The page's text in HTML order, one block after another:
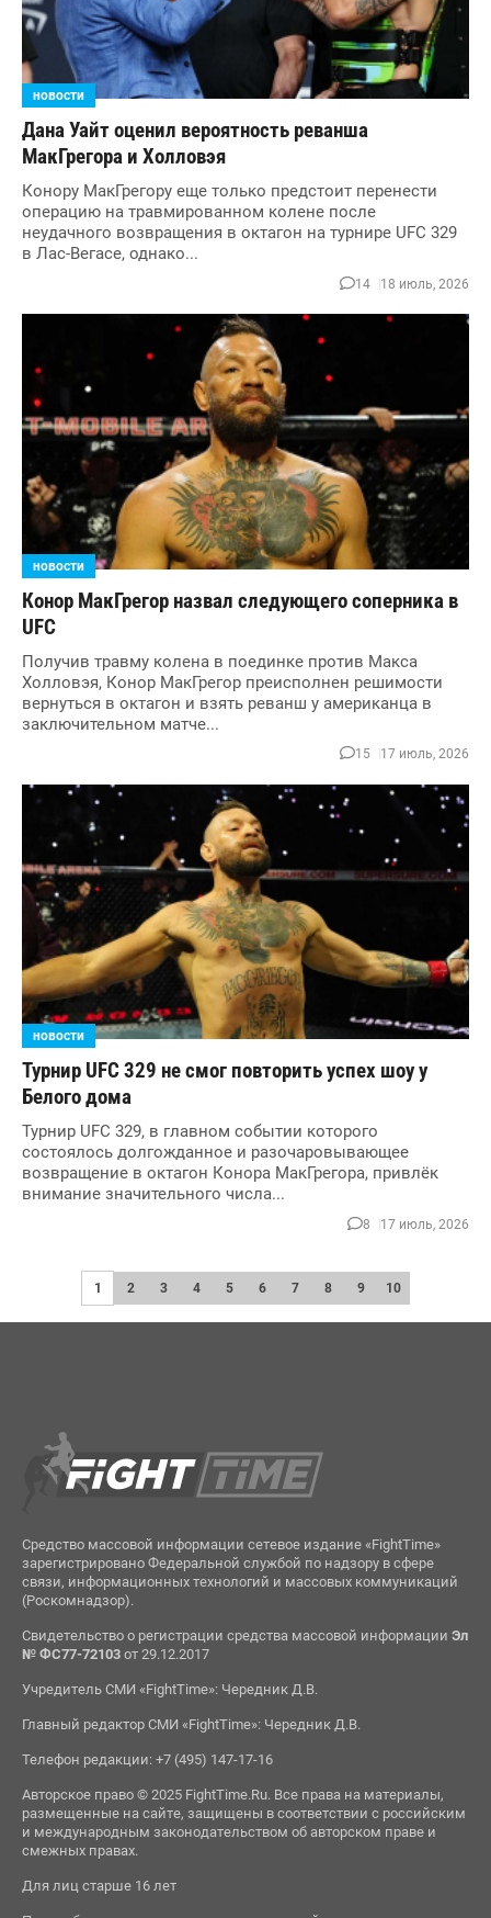
новости
Дана Уайт оценил вероятность реванша
МакГрегора и Холловэя
Конору МакГрегору еще только предстоит перенести
операцию на травмированном колене после
неудачного возвращения в октагон на турнире UFC 329
в Лас-Вегасе, однако...
14 18 июль, 2026
новости
Конор МакГрегор назвал следующего соперника в
UFC
Получив травму колена в поединке против Макса
Холловэя, Конор МакГрегор преисполнен решимости
вернуться в октагон и взять реванш у американца в
заключительном матче...
15 17 июль, 2026
новости
Турнир UFC 329 не смог повторить успех шоу у
Белого дома
Турнир UFC 329, в главном событии которого
состоялось долгожданное и разочаровывающее
возвращение в октагон Конора МакГрегора, привлёк
внимание значительного числа...
8 17 июль, 2026
1 2 3 4 5 6 7 8 9 10
Средство массовой информации сетевое издание «FightTime»
зарегистрировано Федеральной службой по надзору в сфере
связи, информационных технологий и массовых коммуникаций
(Роскомнадзор).
Свидетельство о регистрации средства массовой информации Эл
№ ФС77-72103от 29.12.2017
Учредитель СМИ «FightTime»: Чередник Д.В.
Главный редактор СМИ «FightTime»: Чередник Д.В.
Телефон редакции: +7 (495) 147-17-16
Авторское право © 2025 FightTime.Ru. Все права на материалы,
размещенные на сайте, защищены в соответствии с российским
и международным законодательством об авторском праве и
смежных правах.
Для лиц старше 16 лет